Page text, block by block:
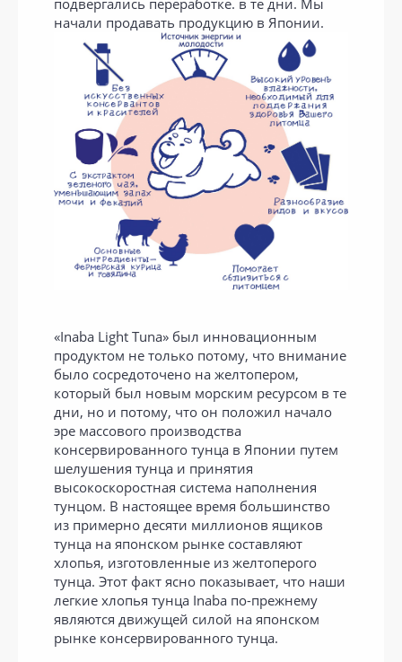
начали продавать продукцию в Японии.
«Inaba Light Tuna» был инновационным
продуктом не только потому, что внимание
было сосредоточено на желтопером,
который был новым морским ресурсом в те
дни, но и потому, что он положил начало
эре массового производства
консервированного тунца в Японии путем
шелушения тунца и принятия
высокоскоростная система наполнения
тунцом. В настоящее время большинство
из примерно десяти миллионов ящиков
тунца на японском рынке составляют
хлопья, изготовленные из желтоперого
тунца. Этот факт ясно показывает, что наши
легкие хлопья тунца Inaba по-прежнему
являются движущей силой на японском
рынке консервированного тунца.